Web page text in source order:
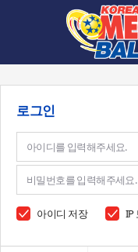
로그인
아이디 저장 IP